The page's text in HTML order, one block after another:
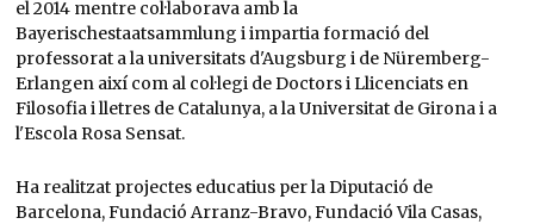
el 2014 mentre col·laborava amb la
Bayerischestaatsammlung i impartia formació del
professorat a la universitats d'Augsburg i de Nüremberg-
Erlangen així com al col·legi de Doctors i Llicenciats en
Filosofia i lletres de Catalunya, a la Universitat de Girona i a
l'Escola Rosa Sensat.
Ha realitzat projectes educatius per la Diputació de
Barcelona, Fundació Arranz-Bravo, Fundació Vila Casas,